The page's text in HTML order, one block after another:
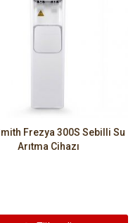
Frezya 300S Sebilli Su
Arıtma Cihazı